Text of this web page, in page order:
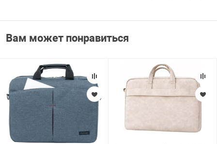
Вам может понравиться